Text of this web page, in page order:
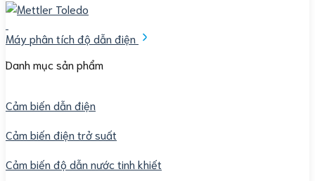
Máy phân tích độ dẫn điện
Danh mục sản phẩm
Cảm biến dẫn điện
Cảm biến điện trở suất
Cảm biến độ dẫn nước tinh khiết